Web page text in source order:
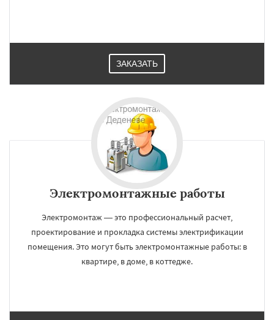
ЗАКАЗАТЬ
Электромонтажные работы
Электромонтаж — это профессиональный расчет,
проектирование и прокладка системы электрификации
помещения. Это могут быть электромонтажные работы: в
квартире, в доме, в коттедже.